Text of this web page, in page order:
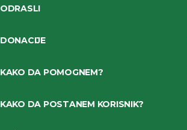
ODRASLI
DONACIJE
KAKO DA POMOGNEM?
KAKO DA POSTANEM KORISNIK?